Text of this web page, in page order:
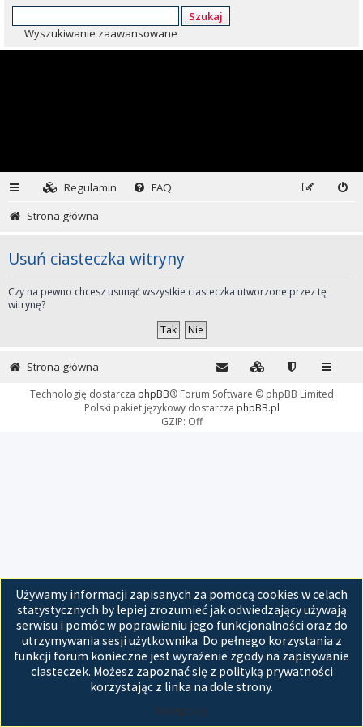
Szukaj
Wyszukiwanie zaawansowane
Regulamin
FAQ
Strona główna
Usuń ciasteczka witryny
Czy na pewno chcesz usunąć wszystkie ciasteczka utworzone przez tę
witrynę?
Używamy informacji zapisanych za pomocą cookies w celach
statystycznych by lepiej zrozumieć jak odwiedzający używają
serwisu i pomóc w poprawianiu jego funkcjonalności oraz do
utrzymywania sesji użytkownika. Do pełnego korzystania z
funkcji forum konieczne jest wyrażenie zgody na zapisywanie
ciasteczek. Możesz zapoznać się z polityką prywatności
korzystając z linka na dole strony.
Akceptuję
Strona główna
Technologię dostarcza phpBB® Forum Software © phpBB Limited
Polski pakiet językowy dostarcza phpBB.pl
GZIP: Off